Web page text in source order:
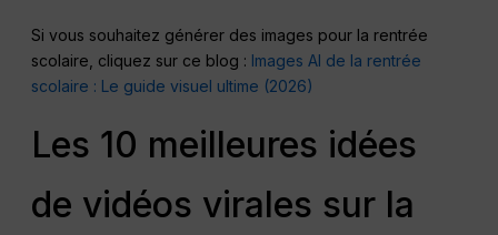
Si vous souhaitez générer des images pour la rentrée
scolaire, cliquez sur ce blog : Images AI de la rentrée
scolaire : Le guide visuel ultime (2026)
Les 10 meilleures idées
de vidéos virales sur la